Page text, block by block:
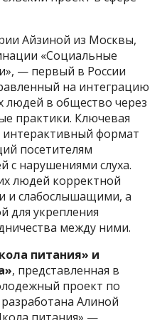
Айзиной из Москвы,
«Социальные
— первый в России
на интеграцию
людей в общество через
практики. Ключевая
формат
посетителям
с нарушениями слуха.
людей корректной
и слабослышащими, а
для укрепления
между ними.
питания» и
, представленная в
проект по
Алиной